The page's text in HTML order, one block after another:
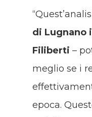
di Lugnano
Filiberti –
meglio se i
epoca.